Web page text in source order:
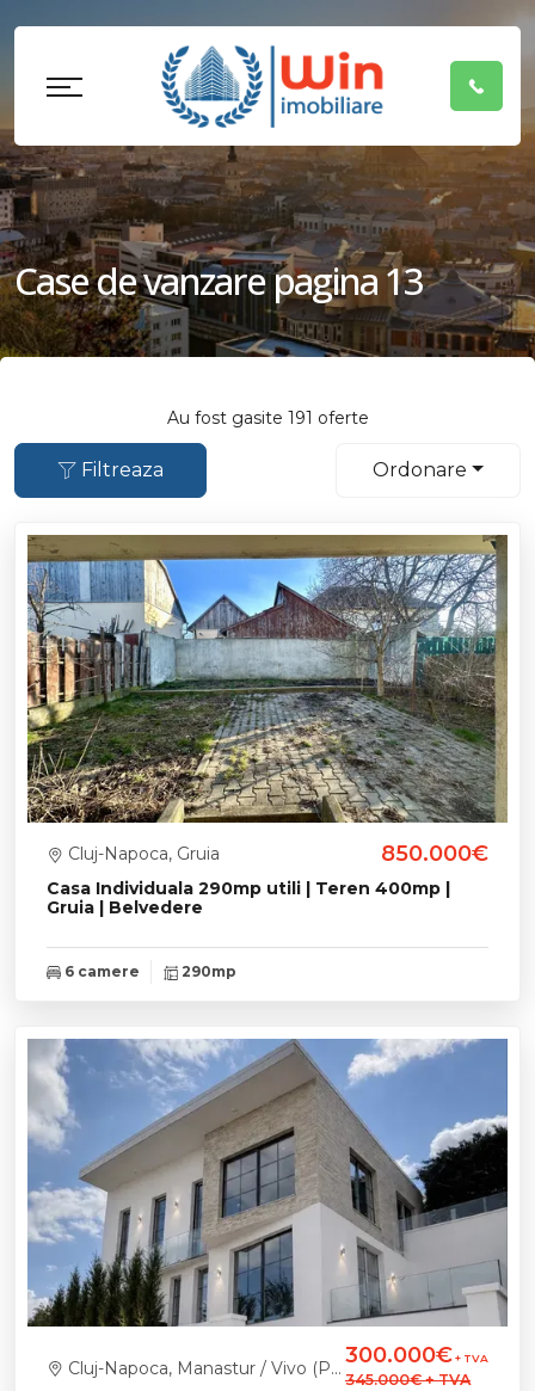
Case de vanzare pagina 13
Au fost gasite 191 oferte
Ordonare
Filtreaza
Casa Individuala 290mp utili | Teren 400mp |
Gruia | Belvedere
Cluj-Napoca, Gruia 850.000€
6 camere 290mp
Cluj-Napoca, Manastur / Vivo (Polus Center) 300.000€+ TVA
345.000€+ TVA